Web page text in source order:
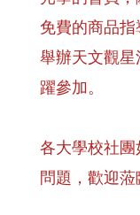
免費的商品
舉辦天文觀
躍參加。
各大學校社
問題，歡迎蒞